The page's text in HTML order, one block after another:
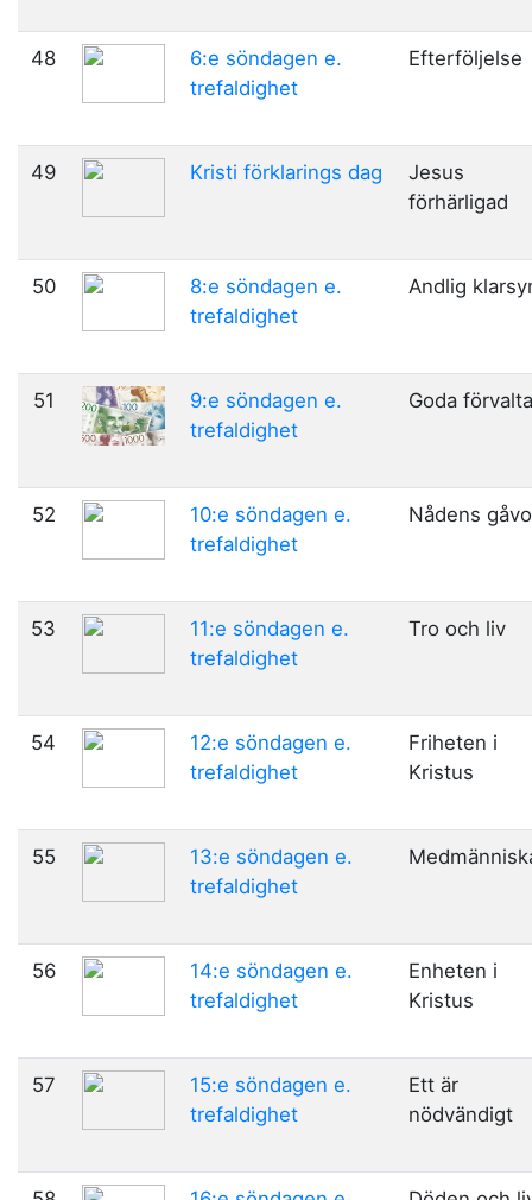
48
6:e söndagen e.
trefaldighet
Efterföljelse
49 Kristi förklarings dag
Jesus
förhärligad
50
8:e söndagen e.
trefaldighet
Andlig
51
9:e söndagen e.
trefaldighet
Goda
52
10:e söndagen e.
trefaldighet
Nådens
53
11:e söndagen e.
trefaldighet
Tro och liv
54
12:e söndagen e.
trefaldighet
Friheten i
Kristus
55
13:e söndagen e.
trefaldighet
56
14:e söndagen e.
trefaldighet
Enheten i
Kristus
57
15:e söndagen e.
trefaldighet
Ett är
nödvändigt